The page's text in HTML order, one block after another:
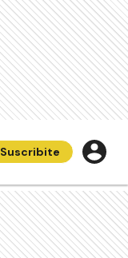
Suscribite